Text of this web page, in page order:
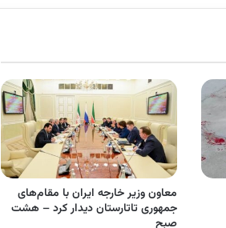
معاون وزیر خارجه ایران با مقام‌های
جمهوری تاتارستان دیدار کرد – هشت
صبح